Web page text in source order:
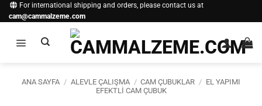
İçeriğe
atla
For international shipping and orders, please contact us at
cam@cammalzeme.com
ANA SAYFA / ALEVLE ÇALIŞMA / CAM ÇUBUKLAR / EL YAPIMI
EFEKTLI CAM ÇUBUK